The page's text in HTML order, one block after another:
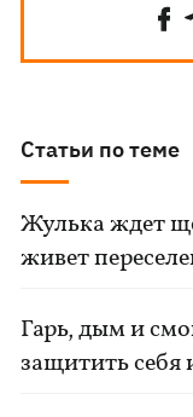
Статьи по теме
Жулька ждет
живет
Гарь, дым и
защитить себя